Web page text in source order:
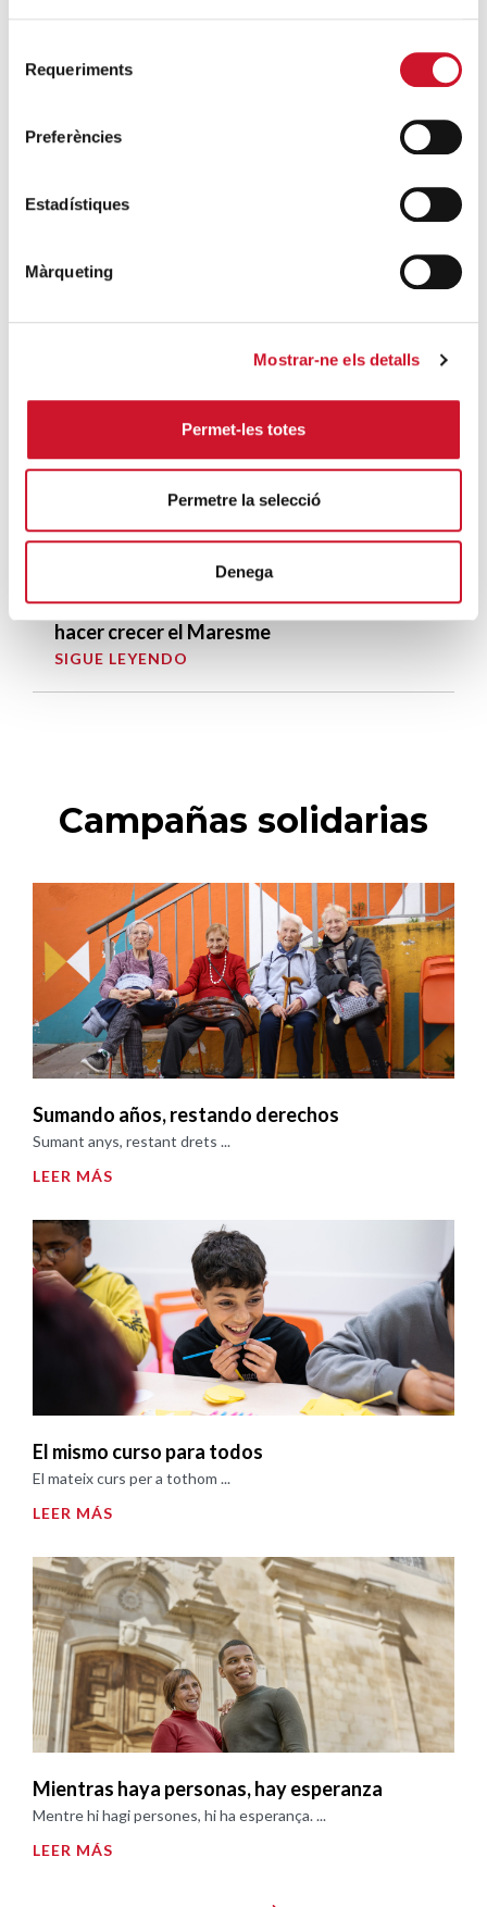
Requeriments
Preferències
Estadístiques
Màrqueting
Mostrar-ne els detalls
Permet-les totes
Permetre la selecció
Denega
Las vivencias de Almeda
situación en Ceuta y hace un llamamiento a
la protección de la dignidad humana
Cáritas Barcelona acompaña a más de
4.100 personas en el dispositivo
extraordinario de regularización
SIGUE LEYENDO
SIGUE LEYENDO
El voluntariado, una oportunidad para
hacer crecer el Maresme
SIGUE LEYENDO
Campañas solidarias
Sumando años, restando derechos
Sumant anys, restant drets ...
LEER MÁS
El mismo curso para todos
El mateix curs per a tothom ...
LEER MÁS
Mientras haya personas, hay esperanza
Mentre hi hagi persones, hi ha esperança. ...
LEER MÁS